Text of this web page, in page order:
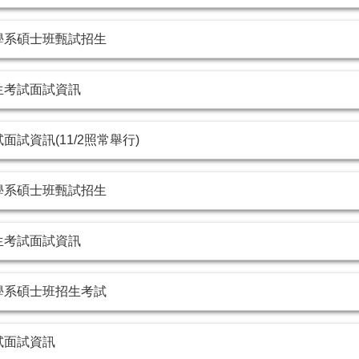
碩士班甄試招生
考試面試資訊
試資訊(11/2照常舉行)
碩士班甄試招生
考試面試資訊
碩士班招生考試
面試資訊